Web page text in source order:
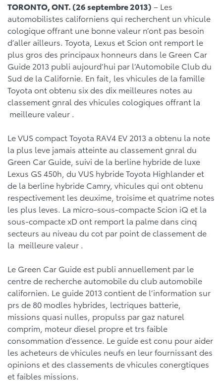
TORONTO, ONT. (26 septembre 2013) – Les
automobilistes californiens qui recherchent un vhicule
cologique offrant une bonne valeur n’ont pas besoin
d’aller ailleurs. Toyota, Lexus et Scion ont remport le
plus gros des principaux honneurs dans le Green Car
Guide 2013 publi aujourd’hui par l’Automobile Club du
Sud de la Californie. En fait, les vhicules de la famille
Toyota ont obtenu six des dix meilleures notes au
classement gnral des vhicules cologiques offrant la
meilleure valeur .
Le VUS compact Toyota RAV4 EV 2013 a obtenu la note
la plus leve jamais atteinte au classement gnral du
Green Car Guide, suivi de la berline hybride de luxe
Lexus GS 450h, du VUS hybride Toyota Highlander et
de la berline hybride Camry, vhicules qui ont obtenu
respectivement les deuxime, troisime et quatrime notes
les plus leves. La micro-sous-compacte Scion iQ et la
sous-compacte xD ont remport la palme dans cinq
secteurs au niveau du cot par point de classement de
la meilleure valeur .
Le Green Car Guide est publi annuellement par le
centre de recherche automobile du club automobile
californien. Le guide 2013 contient de l’information sur
prs de 80 modles hybrides, lectriques batterie,
missions quasi nulles, propulss par gaz naturel
comprim, moteur diesel propre et trs faible
consommation d’essence. Le guide est conu pour aider
les acheteurs de vhicules neufs en leur fournissant des
opinions et des classements de vhicules conergtiques
et faibles missions.